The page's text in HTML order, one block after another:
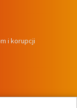
i korupcji